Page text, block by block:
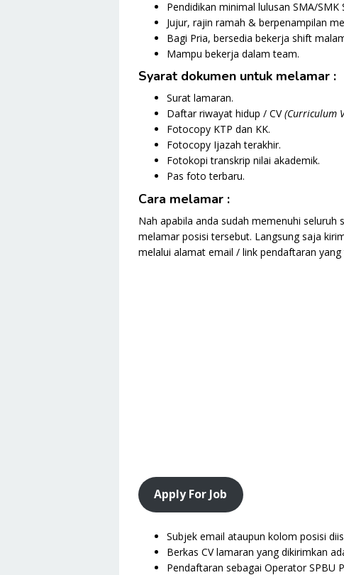
Pendidikan minimal lulusan SMA/SMK
Jujur, rajin ramah & berpenampilan
Bagi Pria, bersedia bekerja shift
Mampu bekerja dalam team.
Syarat dokumen untuk melamar :
Surat lamaran.
Daftar riwayat hidup / CV(Curriculum
Fotocopy KTP dan KK.
Fotocopy Ijazah terakhir.
Fotokopi transkrip nilai akademik.
Pas foto terbaru.
Cara melamar :
Nah apabila anda sudah memenuhi
melamar posisi tersebut. Langsung saja
melalui alamat email / link pendaftaran
Apply For Job
Subjek email ataupun kolom posisi
Berkas CV lamaran yang dikirimkan
Pendaftaran sebagai Operator SPBU